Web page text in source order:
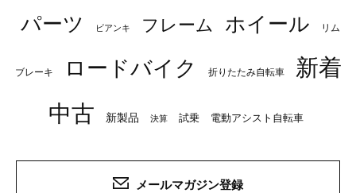
パーツ ビアンキ フレーム ホイール リム
ブレーキ ロードバイク 折りたたみ自転車
新着
中古
新製品 決算 試乗 電動アシスト自転車
メールマガジン登録